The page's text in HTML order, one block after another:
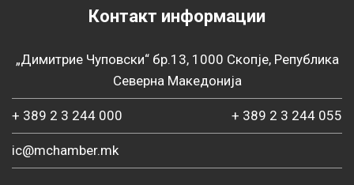
Контакт информации
„Димитрие Чуповски“ бр.13, 1000 Скопје, Република
Северна Македонија
+ 389 2 3 244 000 + 389 2 3 244 055
ic@mchamber.mk